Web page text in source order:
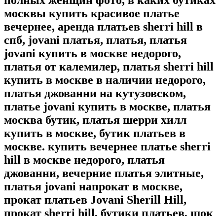
москвы купить красивое платье
вечернее, аренда платьев sherri hill в
спб, jovani платья, платья, платья
jovani купить в москве недорого,
платья от калемилер, платья sherri hill
купить в москве в наличии недорого,
платья джованни на кутузовском,
платье jovani купить в москве, платья
москва бутик, платья шерри хилл
купить в москве, бутик платьев в
москве. купить вечернее платье sherri
hill в москве недорого, платья
джованни, вечерние платья элитные,
платья jovani напрокат в москве,
прокат платьев Jovani Sherill Hill,
прокат sherri hill, бутики платьев, шок